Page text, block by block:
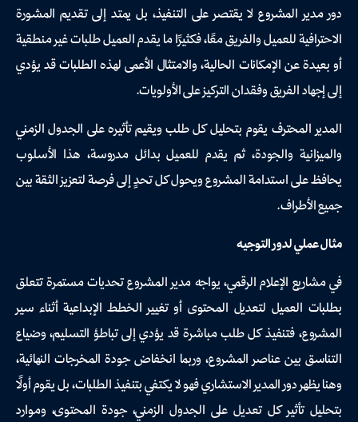
دور مدير المشروع لا يقتصر على التنفيذ، بل يمتد إلى تقديم المشورة
الاحترافية للعميل والفريق معًا، فكثيرًا ما يقدم العميل طلبات غير منطقية
أو بعيدة عن الإمكانات الحالية، والامتثال الأعمى لهذه الطلبات قد يؤدي
إلى إجهاد الفريق وفقدان التركيز على الأولويات.
المدير المحترف يقوم بتحليل كل طلب ويقيم تأثيره على الجدول الزمني
والميزانية والجودة، ثم يقدم للعميل بدائل مدروسة، هذا الأسلوب
يحافظ على استدامة المشروع ويحول كل تحدٍ إلى فرصة لتعزيز الثقة بين
جميع الأطراف.
مثال عملي لدور التوجيه
في مشاريع الإعلام الرقمي، يواجه مدير المشروع تحديات مستمرة تتعلق
بطلبات العميل لتعديل المحتوى أو تغيير الخطط الإبداعية أثناء سير
المشروع، فتنفيذ كل طلب مباشرة قد يؤدي إلى تباطؤ التسليم، وضياع
التناسق بين عناصر المشروع، وربما انخفاض جودة المخرجات النهائية،
وهنا يظهر دور المدير الاستشاري فهو لا يكتفي بتنفيذ الطلبات، بل يقوم أولًا
بتحليل تأثير كل تعديل على الجدول الزمني، جودة المحتوى، وموارد